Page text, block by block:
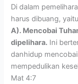
Di dalam
harus dibuang,
A). Mencobai
dipelihara. Ini
danhidup
mempedulikan
Mat 4:7